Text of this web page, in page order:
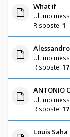
What if
Ultimo
Risposte: 1
Ultimo
Risposte: 17
ANTONIO
Ultimo
Risposte: 17
Louis Saha